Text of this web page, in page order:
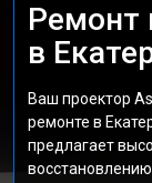
Ремонт
в
Ваш проектор
ремонте в
предлагает